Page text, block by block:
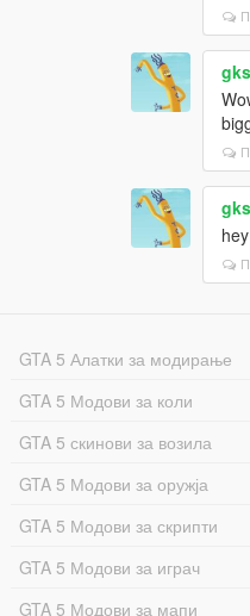
GTA 5 Алатки за модирање
GTA 5 Модови за коли
GTA 5 скинови за возила
GTA 5 Модови за оружја
GTA 5 Модови за скрипти
GTA 5 Модови за играч
GTA 5 Модови за мапи